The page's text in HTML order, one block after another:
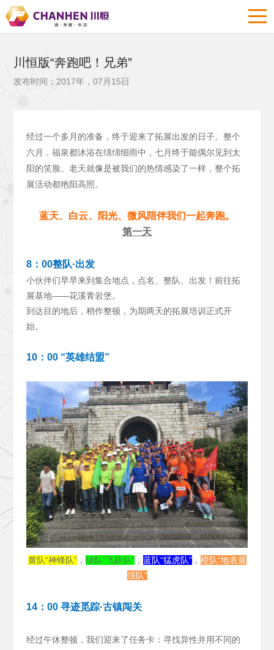
川恒版“奔跑吧！兄弟”
发布时间：2017年，07月15日
经过一个多月的准备，终于迎来了拓展出发的日子。整个
六月，福泉都沐浴在绵绵细雨中，七月终于能偶尔见到太
阳的笑脸。老天就像是被我们的热情感染了一样，整个拓
展活动都艳阳高照。
蓝天、白云、阳光、微风陪伴我们一起奔跑。
第一天
8：00整队·出发
小伙伴们早早来到集合地点，点名、整队、出发！前往拓
展基地——花溪青岩堡。
到达目的地后，稍作整顿，为期两天的拓展培训正式开
始。
10：00 “英雄结盟”
黄队“神锋队” ， 绿队“飞跃队” ， 蓝队“猛虎队”， 橙队“地表最
强队”
14：00 寻迹觅踪·古镇闯关
经过午休整顿，我们迎来了任务卡：寻找异性并用不同的